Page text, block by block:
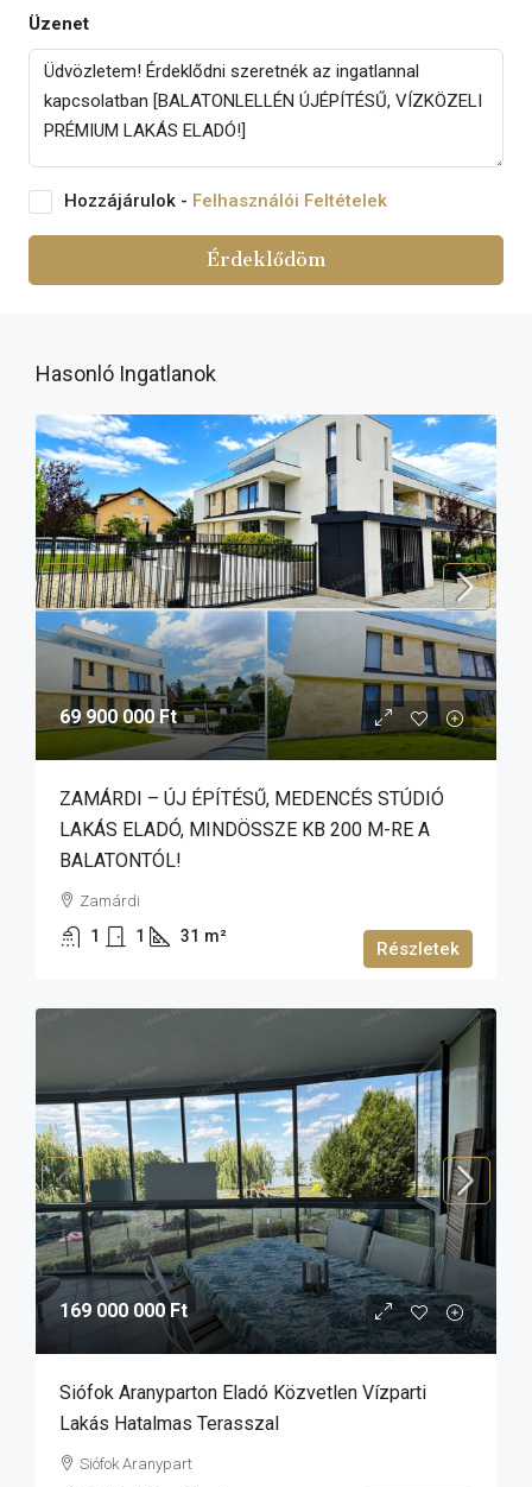
Üzenet
Hozzájárulok - Felhasználói Feltételek
Érdeklődöm
Hasonló Ingatlanok
69 900 000 Ft
ZAMÁRDI – ÚJ ÉPÍTÉSŰ, MEDENCÉS STÚDIÓ
LAKÁS ELADÓ, MINDÖSSZE KB 200 M-RE A
BALATONTÓL!
Zamárdi
1 1 31 m²
Részletek
169 000 000 Ft
Siófok Aranyparton Eladó Közvetlen Vízparti
Lakás Hatalmas Terasszal
Siófok Aranypart